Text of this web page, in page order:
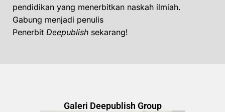
pendidikan yang menerbitkan naskah ilmiah.
Gabung menjadi penulis
Penerbit Deepublish sekarang!
Galeri Deepublish Group